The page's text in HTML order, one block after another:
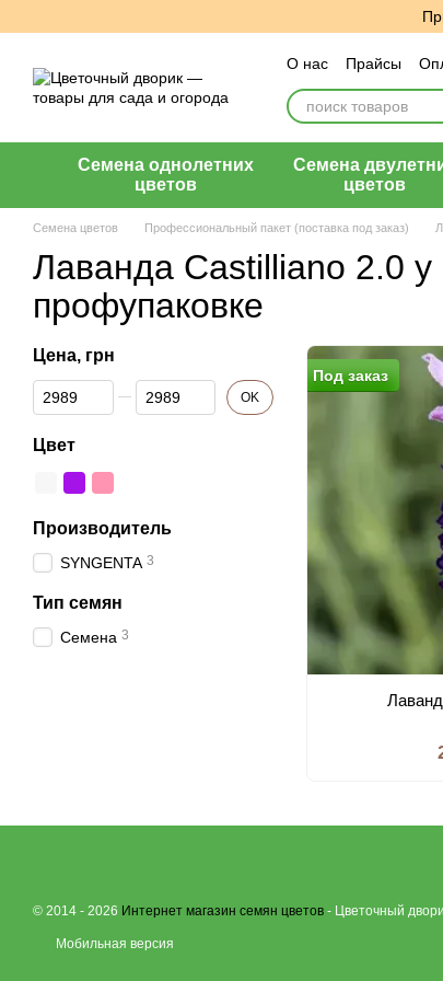
О нас Прайсы
Пользовательское
Семена однолетних
цветов
Семена
цветов
Семена цветов Профессиональный пакет (поставка под заказ)
Лаванда Castilliano 2.0 у
профупаковке
Под заказ
Цена, грн
От Цена, грн
До Цена, грн OK
Цвет
Производитель
SYNGENTA 3
Тип семян
Семена 3
© 2014 - 2026 Интернет магазин семян цветов - Цветочный
Мобильная версия